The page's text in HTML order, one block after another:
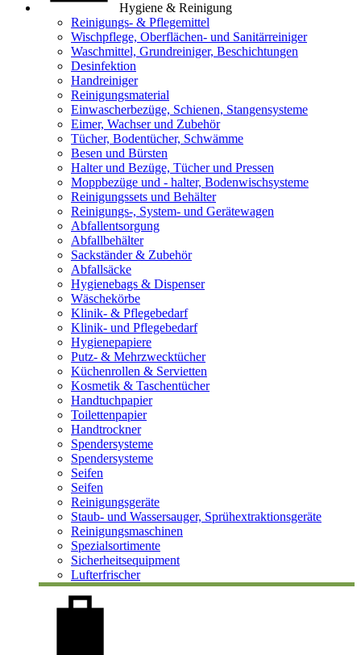
Hygiene & Reinigung
Reinigungs- & Pflegemittel
Wischpflege, Oberflächen- und Sanitärreiniger
Waschmittel, Grundreiniger, Beschichtungen
Desinfektion
Handreiniger
Reinigungsmaterial
Einwascherbezüge, Schienen, Stangensysteme
Eimer, Wachser und Zubehör
Tücher, Bodentücher, Schwämme
Besen und Bürsten
Halter und Bezüge, Tücher und Pressen
Moppbezüge und - halter, Bodenwischsysteme
Reinigungssets und Behälter
Reinigungs-, System- und Gerätewagen
Abfallentsorgung
Abfallbehälter
Sackständer & Zubehör
Abfallsäcke
Hygienebags & Dispenser
Wäschekörbe
Klinik- & Pflegebedarf
Klinik- und Pflegebedarf
Hygienepapiere
Putz- & Mehrzwecktücher
Küchenrollen & Servietten
Kosmetik & Taschentücher
Handtuchpapier
Toilettenpapier
Handtrockner
Spendersysteme
Spendersysteme
Seifen
Seifen
Reinigungsgeräte
Staub- und Wassersauger, Sprühextraktionsgeräte
Reinigungsmaschinen
Spezialsortimente
Sicherheitsequipment
Lufterfrischer